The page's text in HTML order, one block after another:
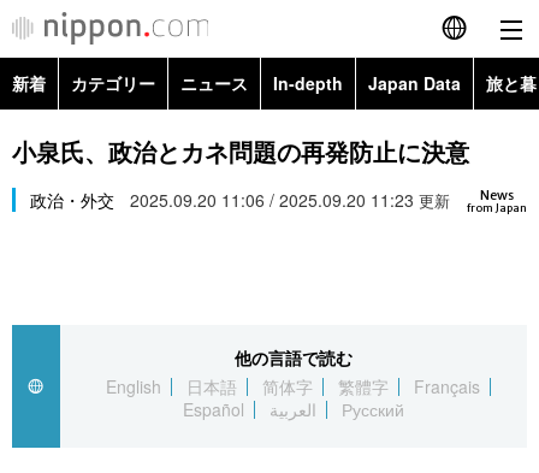
English
简体字
繁體字
العربية
新着 カテゴリー ニュース In-depth Japan Data 旅と
政治・外交
経済・ビジネス
社会
文化
科学・技術
Topics
Images
お知らせ
小泉氏、政治とカネ問題の再発防止に決意
News
from Japan
政治・外交 2025.09.20 11:06 / 2025.09.20 11:23 更新
他の言語で読む
English
日本語 简体字 繁體字
Français
Español
العربية Русский